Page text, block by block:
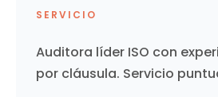
SERVICIO
Auditora líder ISO con
por cláusula. Servicio